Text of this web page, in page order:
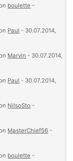
boulette -
Paul - 30.07.2014,
Marvin - 30.07.2014,
Paul - 30.07.2014,
NilsoSto -
MasterChief56 -
boulette -